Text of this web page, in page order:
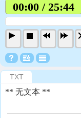
00:00 / 25:44
TXT
** 无文本 **